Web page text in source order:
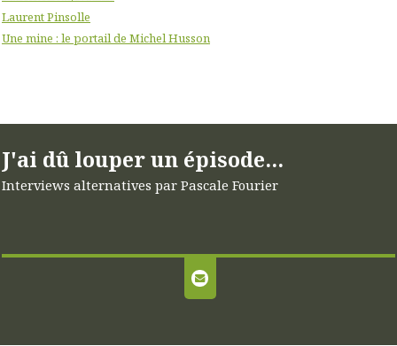
Laurent Pinsolle
Une mine : le portail de Michel Husson
J'ai dû louper un épisode...
Interviews alternatives par Pascale Fourier